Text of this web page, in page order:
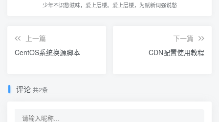
少年不识愁滋味，爱上层楼。爱上层楼，为赋新词强说愁
上一篇
CentOS系统换源脚本
下一篇
CDN配置使用教程
评论 共2条